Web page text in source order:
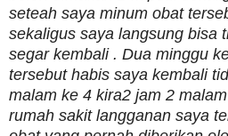
seteah saya minum obat
sekaligus saya langsung bisa
segar kembali . Dua minggu
tersebut habis saya kembali
malam ke 4 kira2 jam 2
rumah sakit langganan saya